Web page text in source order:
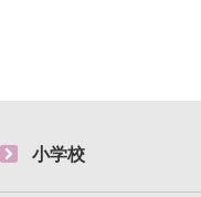
小学校